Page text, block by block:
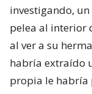
investigando,
pelea al interior
al ver a su
habría extraído
propia le habría